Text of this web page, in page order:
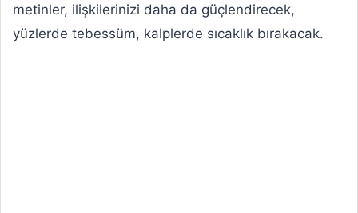
metinler, ilişkilerinizi daha da güçlendirecek,
yüzlerde tebessüm, kalplerde sıcaklık bırakacak.